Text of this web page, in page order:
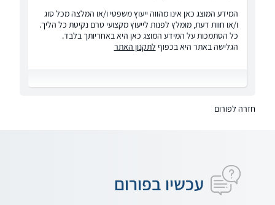
המידע המוצג כאן אינו מהווה ייעוץ משפטי ו/או המלצה מכל סוג
ו/או חוות דעת, מומלץ לפנות לייעוץ מקצועי טרם נקיטת כל הליך.
כל הסתמכות על המידע המוצג כאן היא באחריותך בלבד.
הגלישה באתר היא בכפוף לתקנון האתר
חזרה לפורום
עכשיו בפורום